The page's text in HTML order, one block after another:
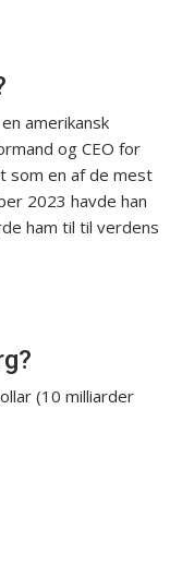
amerikansk
og CEO for
som en af de mest
2023 havde han
ham til til verdens
(10 milliarder